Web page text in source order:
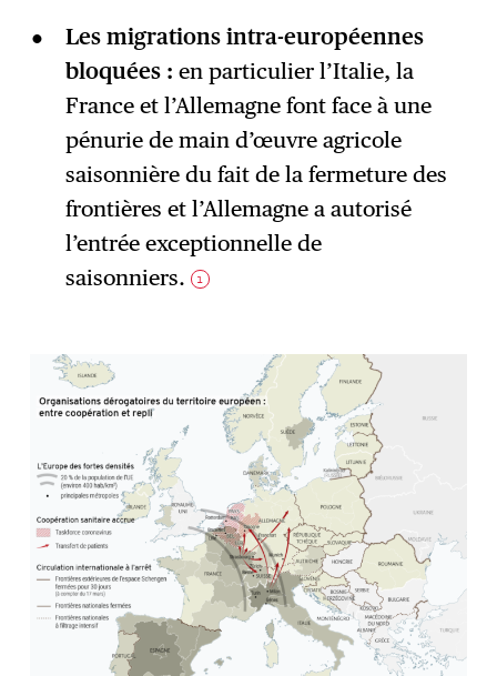
Les migrations intra-européennes
bloquées : en particulier l’Italie, la
France et l’Allemagne font face à une
pénurie de main d’œuvre agricole
saisonnière du fait de la fermeture des
frontières et l’Allemagne a autorisé
l’entrée exceptionnelle de
saisonniers.
1